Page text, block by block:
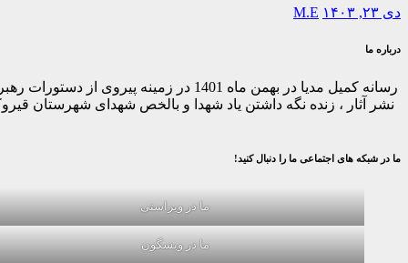
دی ۲۳, ۱۴۰۳ M.E
درباره ما
رسانه کمیل مدیا در بهمن ماه 1401
نشر آثار ، زنده نگه داشتن یاد شهدا و بالخص شهدای شهرستان
ما در شبکه های اجتماعی ما را دنبال کنید!
ما در ویراستی
ما در ویسگون